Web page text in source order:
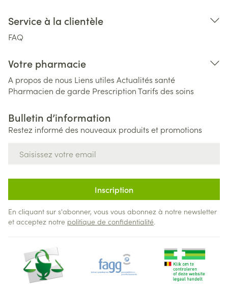
Service à la clientèle
FAQ
Votre pharmacie
A propos de nous Liens utiles Actualités santé
Pharmacien de garde PrescriptionTarifs des soins
Bulletin d’information
Restez informé des nouveaux produits et promotions
Inscription
En cliquant sur s'abonner, vous vous abonnez à notre newsletter
et acceptez notre politique de confidentialité.